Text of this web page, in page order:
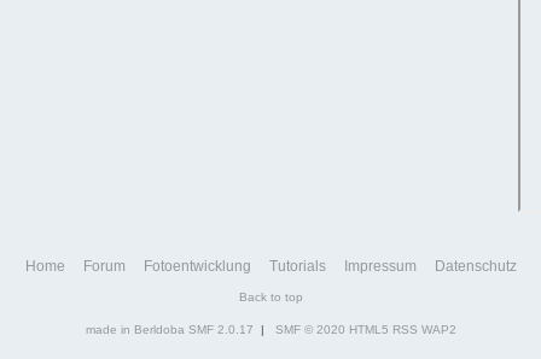
Home Forum Fotoentwicklung Tutorials Impressum Datenschutz
Back to top
made in Berldoba SMF 2.0.17 | SMF © 2020 HTML5 RSS WAP2